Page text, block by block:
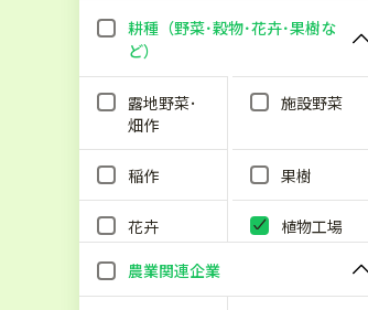
耕種（野菜･穀物･花卉･果樹な
ど）
露地野菜･
畑作
施設野菜
稲作 果樹
花卉
植物工場
農業関連企業